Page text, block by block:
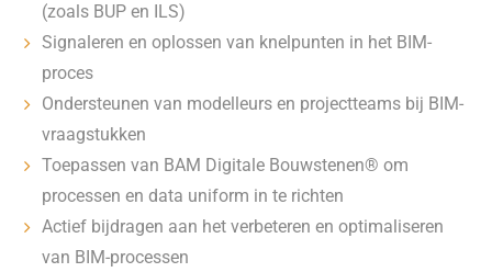
(zoals BUP en ILS)
Signaleren en oplossen van knelpunten in het BIM-
proces
Ondersteunen van modelleurs en projectteams bij BIM-
vraagstukken
Toepassen van BAM Digitale Bouwstenen® om
processen en data uniform in te richten
Actief bijdragen aan het verbeteren en optimaliseren
van BIM-processen